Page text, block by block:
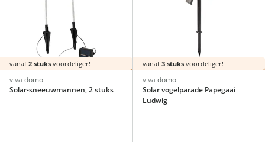
vanaf 2 stuks voordeliger!
viva domo
Solar-sneeuwmannen, 2 stuks
vanaf 3 stuksvoordeliger!
viva domo
Solar vogelparade Papegaai
Ludwig